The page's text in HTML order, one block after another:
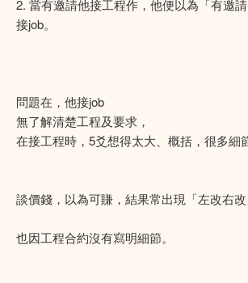
2. 當有邀請他接工程作，他便以為「有邀請
接job。
問題在，他接job
無了解清楚工程及要求，
在接工程時，5爻想得太大、概括，很多細
談價錢，以為可賺，結果常出現「左改右改
也因工程合約沒有寫明細節。